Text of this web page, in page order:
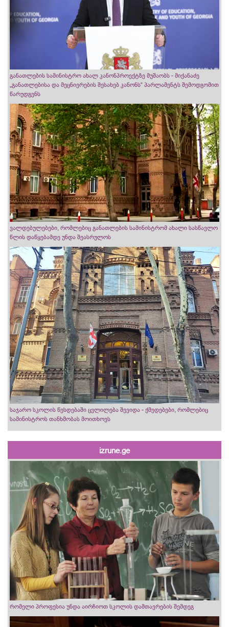
განათლების სამინისტრო ახალ კანონპროექტზე მუშაობს - მიქანაძე
„განათლებისა და მეცნიერების შესახებ კანონს“ პარლამენტს შემოდგომით
წარუდგენს
ვალდებულებები, რომლებიც განათლების სამინისტრომ ახალი სასწავლო
წლის დაწყებამდე უნდა შეასრულოს
საჯარო სკოლის წესდებაში ცვლილება შევიდა - ქმედებები, რომლებიც
სამინისტროს თანხმობას მოითხოვს
izrune.ge
რომელი პროფესია უნდა აირჩიოთ სკოლის დამთავრების შემდეგ